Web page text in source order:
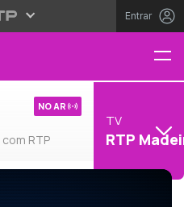
Entrar
RTP
NO AR
TV
RTP